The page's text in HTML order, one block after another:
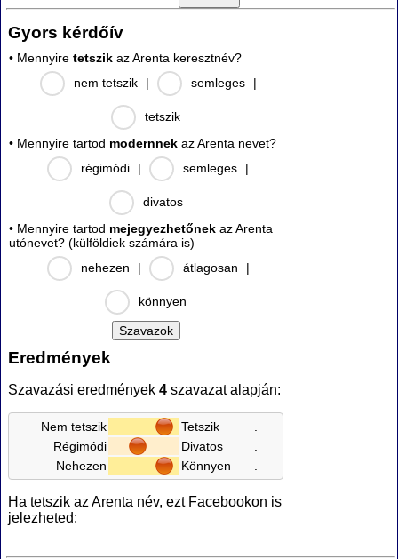
Gyors kérdőív
• Mennyire tetszik az Arenta keresztnév?
nem tetszik
| semleges |
tetszik
• Mennyire tartod modernnek az Arenta nevet?
régimódi
| semleges |
divatos
• Mennyire tartod mejegyezhetőnek az Arenta
utónevet? (külföldiek számára is)
nehezen
| átlagosan |
könnyen
Eredmények
Szavazási eredmények 4 szavazat alapján:
Nem tetszik Tetszik
Régimódi
Divatos
Nehezen
Könnyen
Ha tetszik az Arenta név, ezt Facebookon is
jelezheted: